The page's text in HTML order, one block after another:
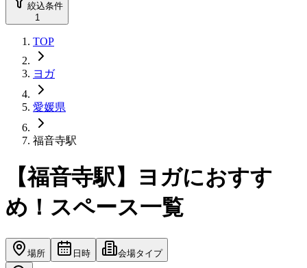
絞込条件
1
TOP
ヨガ
愛媛県
福音寺駅
【福音寺駅】ヨガにおすす
め！スペース一覧
場所 日時 会場タイプ